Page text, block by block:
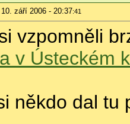
září 2006 - 20:37:41
vzpomněli
v Ústeckém
někdo dal tu